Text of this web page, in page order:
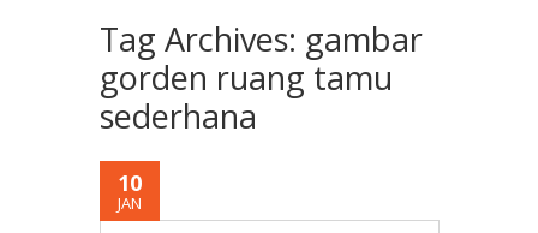
Tag Archives: gambar
gorden ruang tamu
sederhana
10
JAN